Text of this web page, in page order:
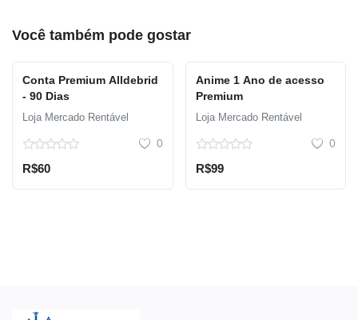
Você também pode gostar
Conta Premium Alldebrid
- 90 Dias
Loja Mercado Rentável
0
R$60
Anime 1 Ano de acesso
Premium
Loja Mercado Rentável
0
R$99